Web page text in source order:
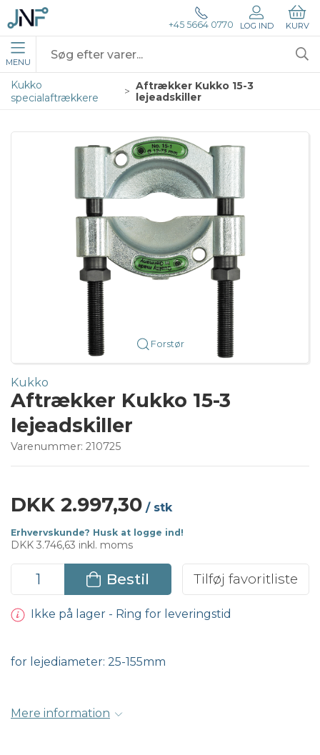
+45 5664 0770 LOG IND KURV
MENU
Kukko
specialaftrækkere
Aftrækker Kukko 15-3
lejeadskiller
Forstør
Kukko
Aftrækker Kukko 15-3
lejeadskiller
Varenummer: 210725
DKK 2.997,30 / stk
Erhvervskunde? Husk at logge ind!
DKK 3.746,63 inkl. moms
Bestil Tilføj favoritliste
Ikke på lager - Ring for leveringstid
for lejediameter: 25-155mm
Mere information